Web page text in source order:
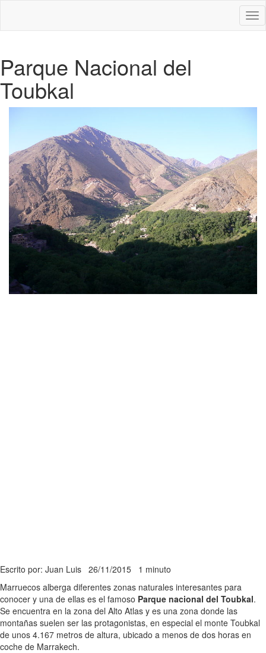
Parque Nacional del
Toubkal
Escrito por: Juan Luis 26/11/2015 1 minuto
Marruecos alberga diferentes zonas naturales interesantes para
conocer y una de ellas es el famoso Parque nacional del Toubkal.
Se encuentra en la zona del Alto Atlas y es una zona donde las
montañas suelen ser las protagonistas, en especial el monte Toubkal
de unos 4.167 metros de altura, ubicado a menos de dos horas en
coche de Marrakech.